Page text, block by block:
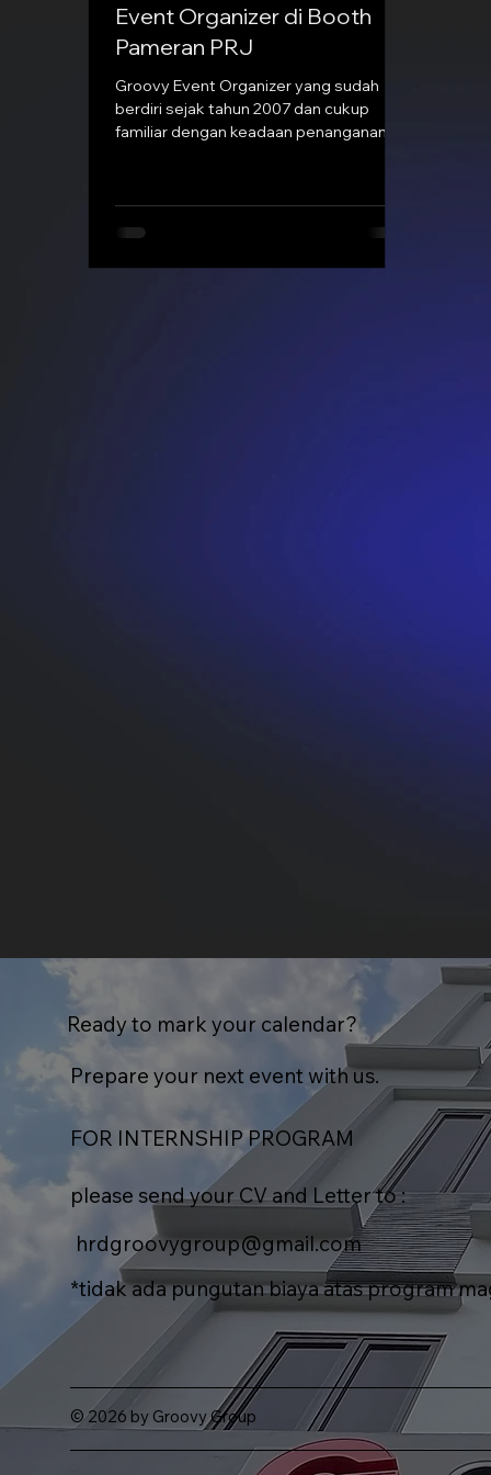
Event Organizer di Booth
Pameran PRJ
Groovy Event Organizer yang sudah
berdiri sejak tahun 2007 dan cukup
familiar dengan keadaan penanganan
Ready to mark your calendar?
Prepare your next event with us.
FOR INTERNSHIP PROGRAM
please send your CV and Letter to :
hrdgroovygroup@gmail.com
*tidak ada pungutan biaya atas program
© 2026 by Groovy Group